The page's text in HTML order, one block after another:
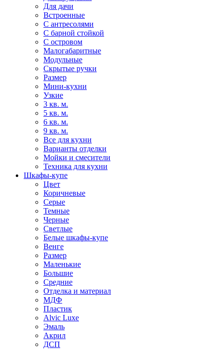
Для дачи
Встроенные
С антресолями
С барной стойкой
С островом
Малогабаритные
Модульные
Скрытые ручки
Размер
Мини-кухни
Узкие
3 кв. м.
5 кв. м.
6 кв. м.
9 кв. м.
Все для кухни
Варианты отделки
Мойки и смесители
Техника для кухни
Шкафы-купе
Цвет
Коричневые
Серые
Темные
Черные
Светлые
Белые шкафы-купе
Венге
Размер
Маленькие
Большие
Средние
Отделка и материал
МДФ
Пластик
Alvic Luxe
Эмаль
Акрил
ДСП